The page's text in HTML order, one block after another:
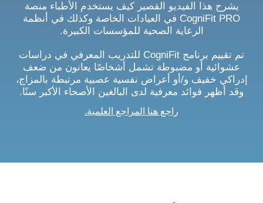
يشرح هذا الفيديو القصير كيف يستخدم الأطباء منصة
CogniFit PRO في العيادات الخاصة وكذلك في أنظمة
الرعاية الصحية للمؤسسات الكبيرة.
تم تقييم برنامج CogniFit للتدريب المعرفي في دراسات
عشوائية أو مضبوطة تشمل أشخاصًا يعانون من ضعف
إدراكي خفيف و/أو أعراض نفسية عصبية مرتبطة بالمزاج،
وقد أظهر فوائد معرفية لدى البالغين الأصحاء الأكبر سنًا.
راجع هنا المراجع العلمية.